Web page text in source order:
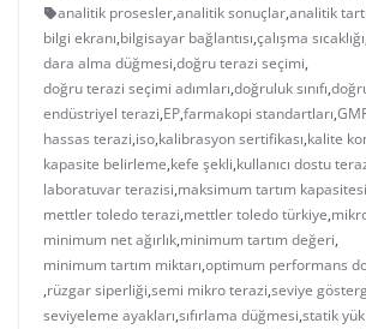
analitik prosesler,analitik sonuçlar,analitik
bilgi ekranı,bilgisayar bağlantısı,çalışma sıcaklığı,
dara alma düğmesi,doğru terazi seçimi,
doğru terazi seçimi adımları,doğruluk sınıfı,
endüstriyel terazi,EP,farmakopi standartları,
hassas terazi,iso,kalibrasyon sertifikası,kalite
kapasite belirleme,kefe şekli,kullanıcı dostu
laboratuvar terazisi,maksimum tartım kapasitesi
mettler toledo terazi,mettler toledo türkiye,
minimum net ağırlık,minimum tartım değeri,
minimum tartım miktarı,optimum performans
,rüzgar siperliği,semi mikro terazi,seviye
seviyeleme ayakları,sıfırlama düğmesi,statik